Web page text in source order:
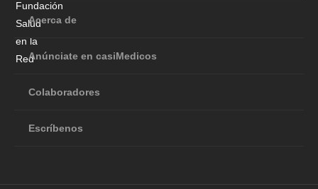
Acerca de
Anúnciate en casiMedicos
Colaboradores
Escríbenos